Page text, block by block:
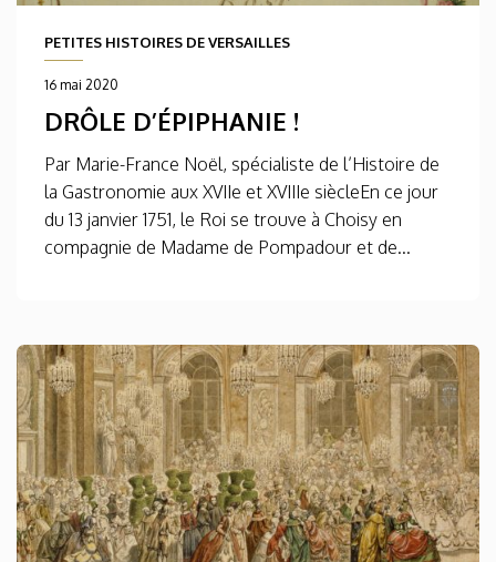
PETITES HISTOIRES DE VERSAILLES
16 mai 2020
DRÔLE D’ÉPIPHANIE !
Par Marie-France Noël, spécialiste de l’Histoire de
la Gastronomie aux XVIIe et XVIIIe siècleEn ce jour
du 13 janvier 1751, le Roi se trouve à Choisy en
compagnie de Madame de Pompadour et de...